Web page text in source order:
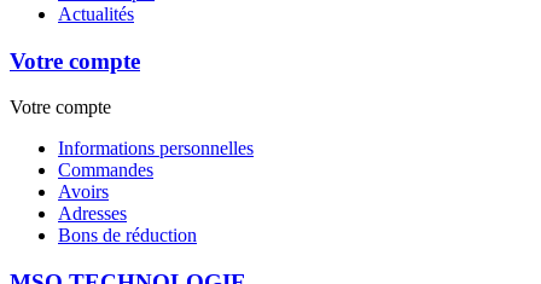
Actualités
Votre compte
Votre compte
Informations personnelles
Commandes
Avoirs
Adresses
Bons de réduction